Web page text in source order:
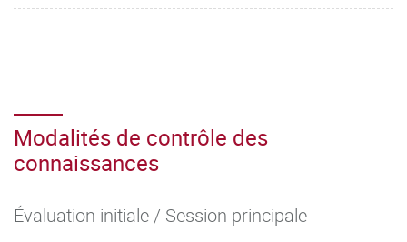
Modalités de contrôle des
connaissances
Évaluation initiale / Session principale